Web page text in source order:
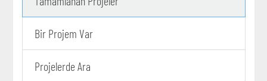
Bir Projem Var
Projelerde Ara